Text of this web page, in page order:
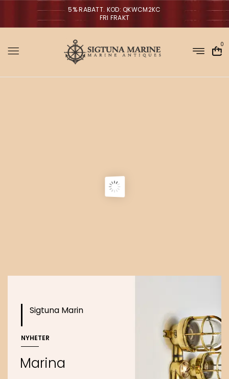
5% RABATT. KOD: QKWCM2KC
FRI FRAKT
0
Sigtuna Marin
NYHETER
Marina